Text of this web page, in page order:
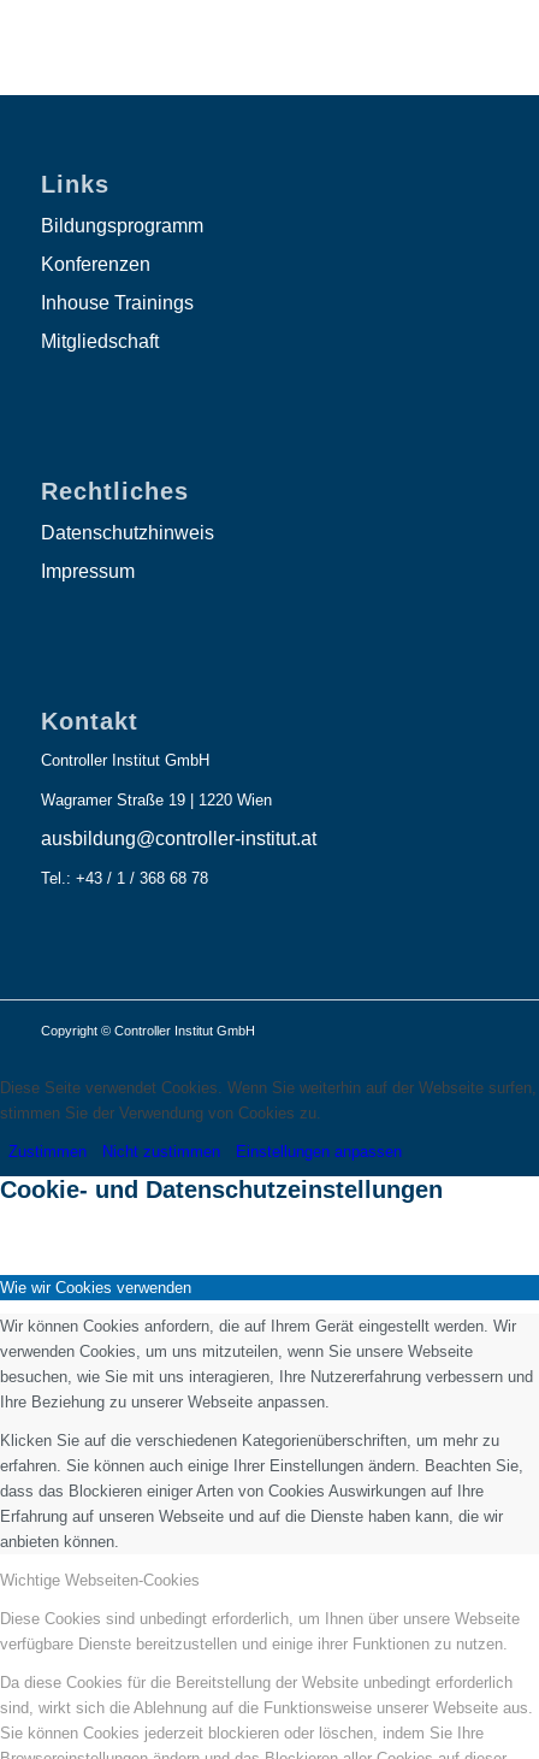
Links
Bildungsprogramm
Konferenzen
Inhouse Trainings
Mitgliedschaft
Rechtliches
Datenschutzhinweis
Impressum
Kontakt
Controller Institut GmbH
Wagramer Straße 19 | 1220 Wien
ausbildung@controller-institut.at
Tel.: +43 / 1 / 368 68 78
Copyright © Controller Institut GmbH
Diese Seite verwendet Cookies. Wenn Sie weiterhin auf der Webseite surfen,
stimmen Sie der Verwendung von Cookies zu.
Zustimmen Nicht zustimmen Einstellungen anpassen
Cookie- und Datenschutzeinstellungen
Wie wir Cookies verwenden
Wir können Cookies anfordern, die auf Ihrem Gerät eingestellt werden. Wir
verwenden Cookies, um uns mitzuteilen, wenn Sie unsere Webseite
besuchen, wie Sie mit uns interagieren, Ihre Nutzererfahrung verbessern und
Ihre Beziehung zu unserer Webseite anpassen.
Klicken Sie auf die verschiedenen Kategorienüberschriften, um mehr zu
erfahren. Sie können auch einige Ihrer Einstellungen ändern. Beachten Sie,
dass das Blockieren einiger Arten von Cookies Auswirkungen auf Ihre
Erfahrung auf unseren Webseite und auf die Dienste haben kann, die wir
anbieten können.
Wichtige Webseiten-Cookies
Diese Cookies sind unbedingt erforderlich, um Ihnen über unsere Webseite
verfügbare Dienste bereitzustellen und einige ihrer Funktionen zu nutzen.
Da diese Cookies für die Bereitstellung der Website unbedingt erforderlich
sind, wirkt sich die Ablehnung auf die Funktionsweise unserer Webseite aus.
Sie können Cookies jederzeit blockieren oder löschen, indem Sie Ihre